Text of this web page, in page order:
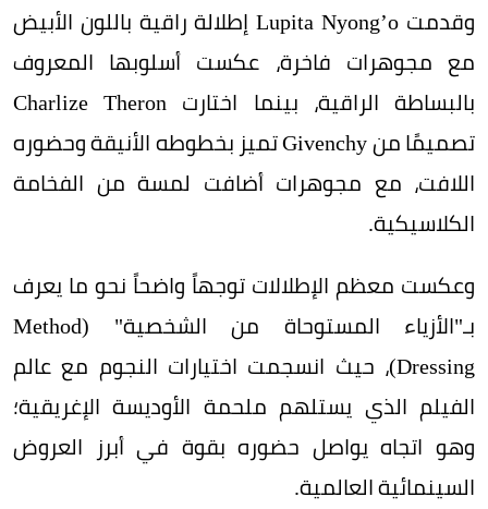
وقدمت Lupita Nyong’o إطلالة راقية باللون الأبيض
مع مجوهرات فاخرة، عكست أسلوبها المعروف
بالبساطة الراقية، بينما اختارت Charlize Theron
تصميمًا من Givenchy تميز بخطوطه الأنيقة وحضوره
اللافت، مع مجوهرات أضافت لمسة من الفخامة
الكلاسيكية.
وعكست معظم الإطلالات توجهاً واضحاً نحو ما يعرف
بـ"الأزياء المستوحاة من الشخصية" (Method
Dressing)، حيث انسجمت اختيارات النجوم مع عالم
الفيلم الذي يستلهم ملحمة الأوديسة الإغريقية؛
وهو اتجاه يواصل حضوره بقوة في أبرز العروض
السينمائية العالمية.